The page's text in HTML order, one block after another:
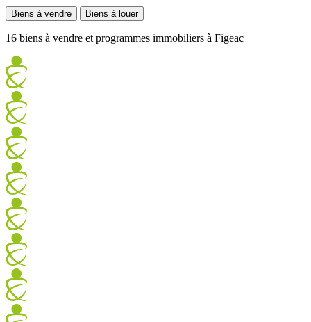
Biens à vendre Biens à louer
16 biens à vendre et programmes immobiliers à Figeac